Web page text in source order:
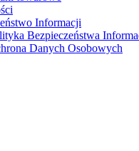
Informacji
Bezpieczeństwa
Danych Osobowych